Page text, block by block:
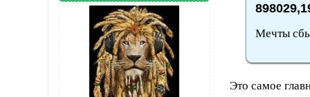
Мечты
Это самое